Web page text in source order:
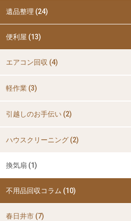
遺品整理 (24)
便利屋 (13)
エアコン回収 (4)
軽作業 (3)
引越しのお手伝い (2)
ハウスクリーニング (2)
換気扇 (1)
不用品回収コラム (10)
春日井市 (7)